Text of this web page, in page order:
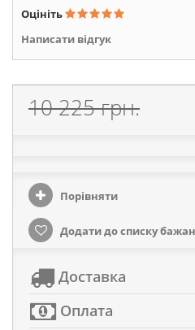
Оцініть
Написати відгук
10 225 грн.
Порівняти
Додати до списку
Доставка
Оплата